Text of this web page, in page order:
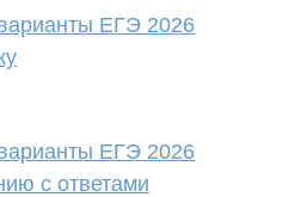
ЕГЭ 2026
ЕГЭ 2026
с ответами